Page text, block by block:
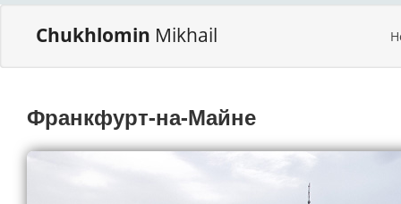
Chukhlomin Mikhail
Франкфурт-на-Майне